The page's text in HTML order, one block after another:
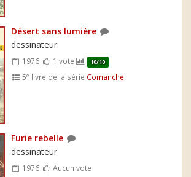
Désert sans lumière
dessinateur
1976 1 vote 10/10
5e livre de la série Comanche
Furie rebelle
dessinateur
1976
Aucun vote